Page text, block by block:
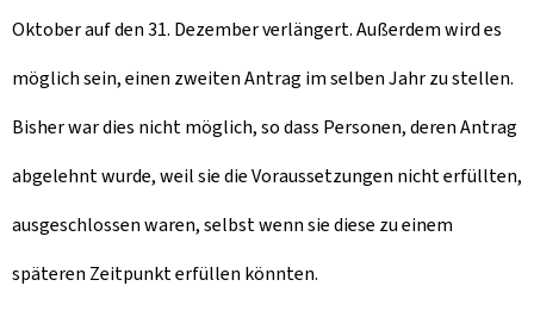
Oktober auf den 31. Dezember verlängert. Außerdem wird es
möglich sein, einen zweiten Antrag im selben Jahr zu stellen.
Bisher war dies nicht möglich, so dass Personen, deren Antrag
abgelehnt wurde, weil sie die Voraussetzungen nicht erfüllten,
ausgeschlossen waren, selbst wenn sie diese zu einem
späteren Zeitpunkt erfüllen könnten.